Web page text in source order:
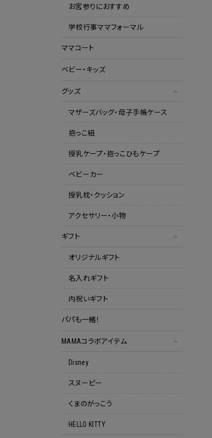
お宮参りにおすすめ
学校行事ママフォーマル
ママコート
ベビー・キッズ
グッズ
マザーズバッグ・母子手帳ケース
抱っこ紐
授乳ケープ・抱っこひもケープ
ベビーカー
授乳枕・クッション
アクセサリー・小物
ギフト
オリジナルギフト
名入れギフト
内祝いギフト
パパも一緒！
MAMAコラボアイテム
Disney
スヌーピー
くまのがっこう
HELLO KITTY